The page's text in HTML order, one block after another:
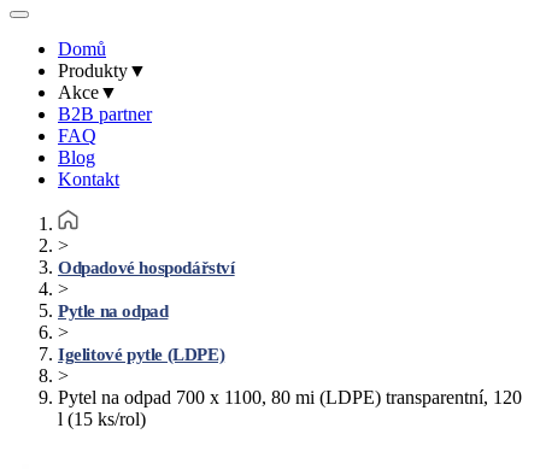
Domů
Produkty▼
Akce▼
B2B partner
FAQ
Blog
Kontakt
>
Odpadové hospodářství
>
Pytle na odpad
>
Igelitové pytle (LDPE)
>
Pytel na odpad 700 x 1100, 80 mi (LDPE) transparentní, 120
l (15 ks/rol)